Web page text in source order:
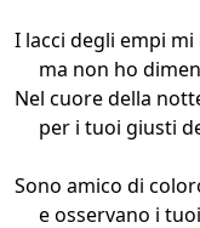
I lacci degli empi
ma non ho
Nel cuore della
per i tuoi giusti
Sono amico di
e osservano i